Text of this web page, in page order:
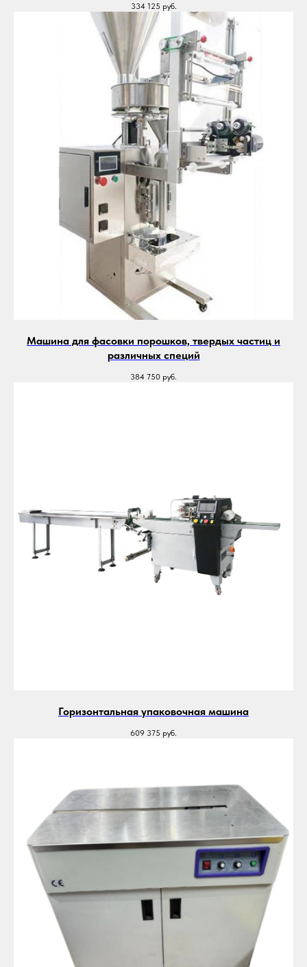
334 125 руб.
Машина для фасовки порошков, твердых частиц и
различных специй
384 750 руб.
Горизонтальная упаковочная машина
609 375 руб.